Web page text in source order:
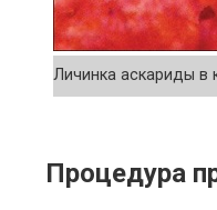
Личинка аскариды в
Процедура